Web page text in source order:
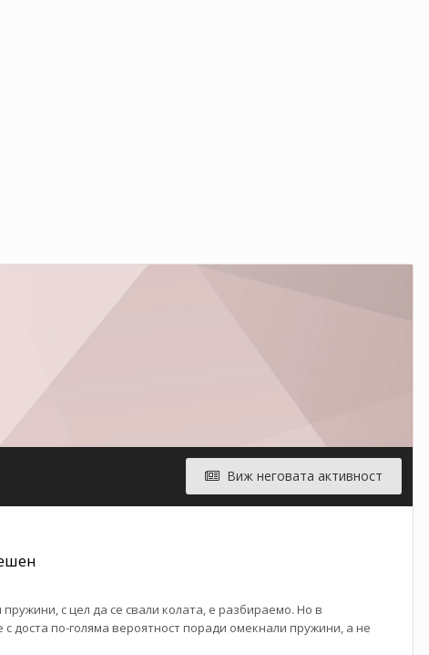
Виж неговата активност
с цел да се свали колата, е разбираемо. Но в
доста по-голяма вероятност поради омекнали пружини, а не